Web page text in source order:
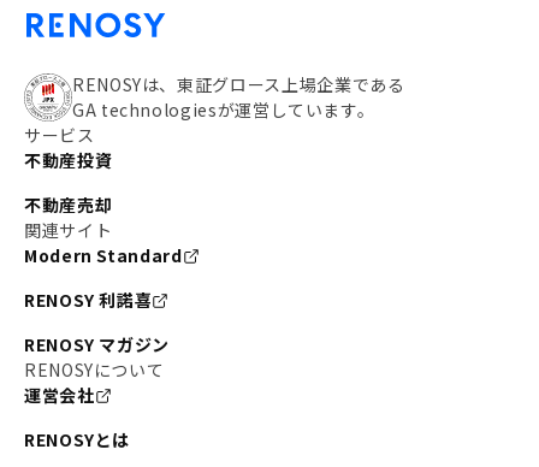
RENOSYは、東証グロース上場企業である
GA technologiesが運営しています。
サービス
不動産投資
不動産売却
関連サイト
Modern Standard
RENOSY 利諾喜
RENOSY マガジン
RENOSYについて
運営会社
RENOSYとは